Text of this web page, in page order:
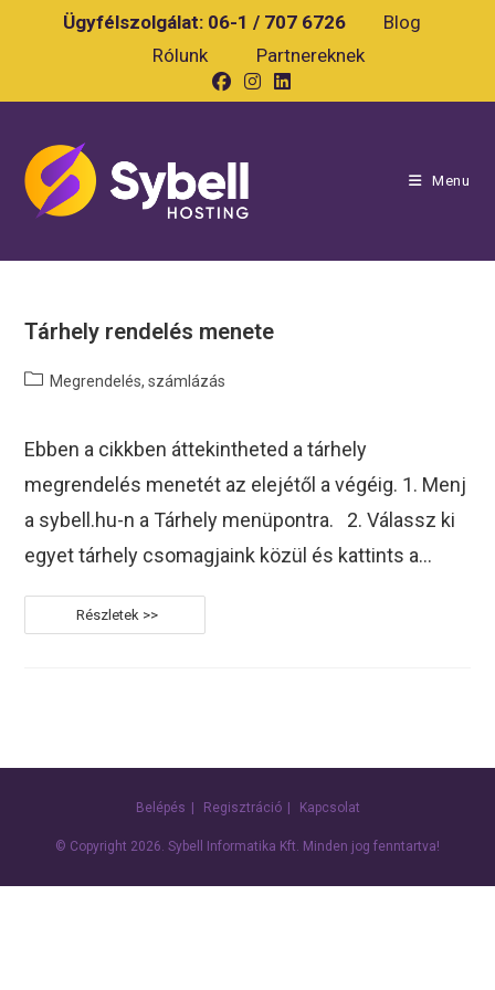
Ügyfélszolgálat: 06-1 / 707 6726
Blog
Rólunk
Partnereknek
Menu
Tárhely rendelés menete
PostMegrendelés, számlázás
Ebben a cikkben áttekintheted a tárhely
megrendelés menetét az elejétől a végéig. 1. Menj
a sybell.hu-n a Tárhely menüpontra. 2. Válassz ki
egyet tárhely csomagjaink közül és kattints a…
Rendelés
Belépés Regisztráció Kapcsolat
© Copyright 2026. Sybell Informatika Kft. Minden jog fenntartva!